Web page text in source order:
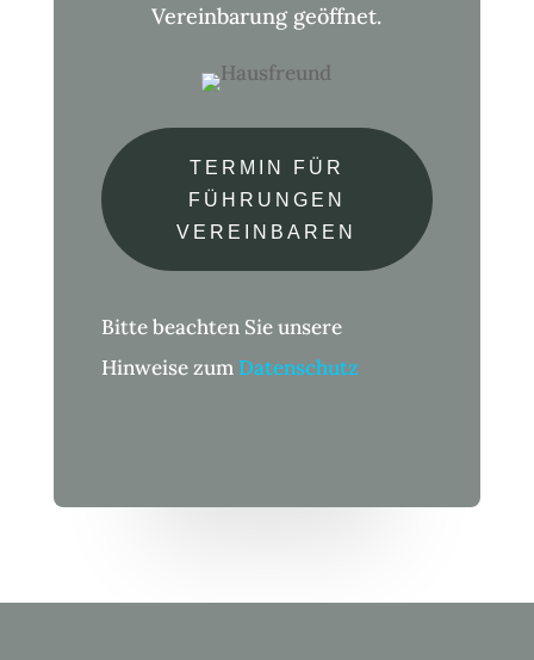
Vereinbarung geöffnet.
TERMIN FÜR
FÜHRUNGEN
VEREINBAREN
Bitte beachten Sie unsere
Hinweise zum Datenschutz